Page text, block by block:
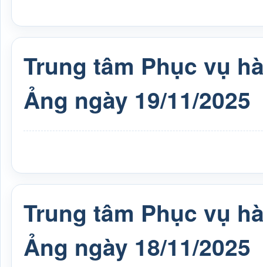
Trung tâm Phục vụ
Ảng ngày 19/11/2025
Trung tâm Phục vụ
Ảng ngày 18/11/2025